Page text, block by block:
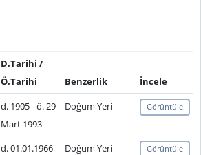
D.Tarihi /
Ö.Tarihi
Benzerlik
İncele
d. 1905 - ö. 29
Mart 1993
Doğum Yeri Görüntüle
d. 01.01.1966 -
Doğum Yeri Görüntüle